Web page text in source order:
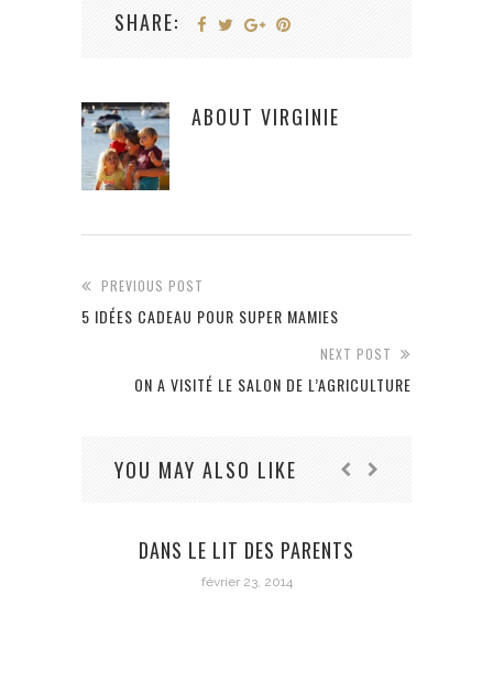
SHARE:
ABOUT VIRGINIE
PREVIOUS POST
5 IDÉES CADEAU POUR SUPER MAMIES
NEXT POST
ON A VISITÉ LE SALON DE L’AGRICULTURE
YOU MAY ALSO LIKE
DANS LE LIT DES PARENTS
février 23, 2014